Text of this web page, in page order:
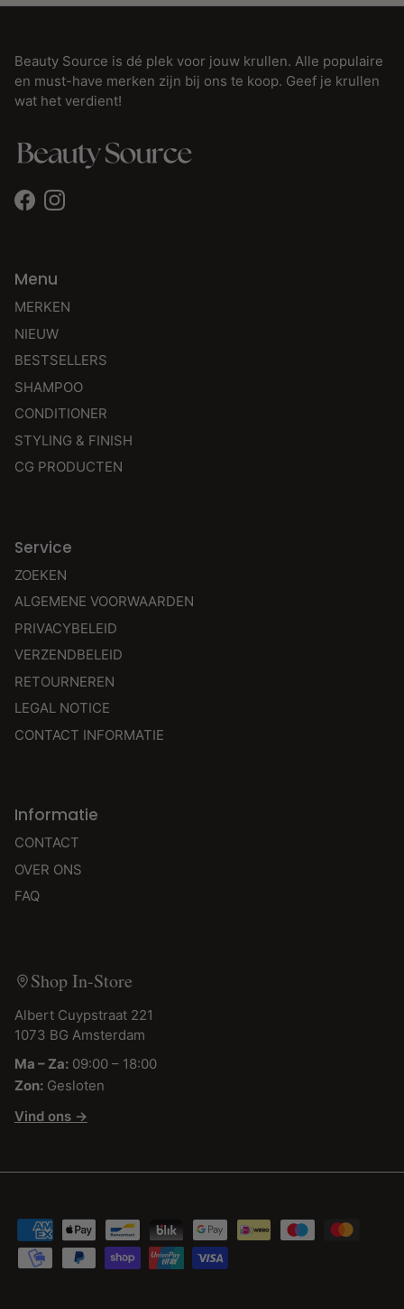
Beauty Source is dé plek voor jouw krullen. Alle populaire
en must-have merken zijn bij ons te koop. Geef je krullen
wat het verdient!
FacebookInstagram
Menu
MERKEN
NIEUW
BESTSELLERS
SHAMPOO
CONDITIONER
STYLING & FINISH
CG PRODUCTEN
Service
ZOEKEN
ALGEMENE VOORWAARDEN
PRIVACYBELEID
VERZENDBELEID
RETOURNEREN
LEGAL NOTICE
CONTACT INFORMATIE
Informatie
CONTACT
OVER ONS
FAQ
Shop In-Store
Albert Cuypstraat 221
1073 BG Amsterdam
Ma – Za: 09:00 – 18:00
Zon: Gesloten
Vind ons →